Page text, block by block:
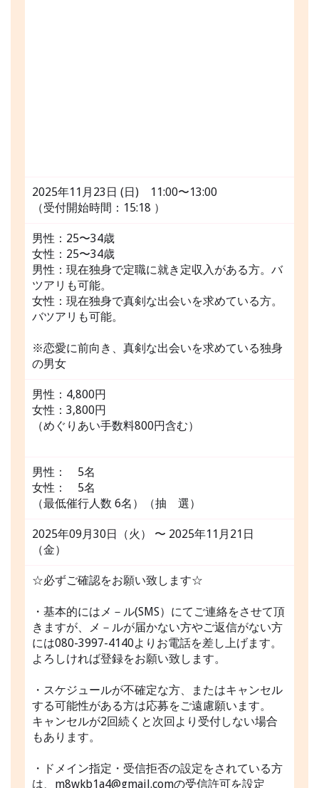
2025年11月23日 (日) 11:00〜13:00
（受付開始時間：15:18 ）
男性：25〜34歳
女性：25〜34歳
男性：現在独身で定職に就き定収入がある方。バ
ツアリも可能。
女性：現在独身で真剣な出会いを求めている方。
バツアリも可能。
※恋愛に前向き、真剣な出会いを求めている独身
の男女
男性：4,800円
女性：3,800円
（めぐりあい手数料800円含む）
男性： 5名
女性： 5名
（最低催行人数 6名）（抽 選）
2025年09月30日（火） 〜 2025年11月21日
（金）
☆必ずご確認をお願い致します☆
・基本的にはメ－ル(SMS）にてご連絡をさせて頂
きますが、メ－ルが届かない方やご返信がない方
には080-3997-4140よりお電話を差し上げます。
よろしければ登録をお願い致します。
・スケジュールが不確定な方、またはキャンセル
する可能性がある方は応募をご遠慮願います。
キャンセルが2回続くと次回より受付しない場合
もあります。
・ドメイン指定・受信拒否の設定をされている方
は、m8wkb1a4@gmail.comの受信許可を設定